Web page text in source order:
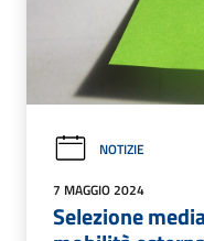
NOTIZIE
7 MAGGIO 2024
Selezione